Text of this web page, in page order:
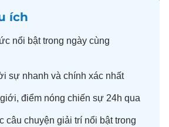
ích
nổi bật trong ngày cùng
sự nhanh và chính xác nhất
, điểm nóng chiến sự 24h qua
câu chuyện giải trí nổi bật trong